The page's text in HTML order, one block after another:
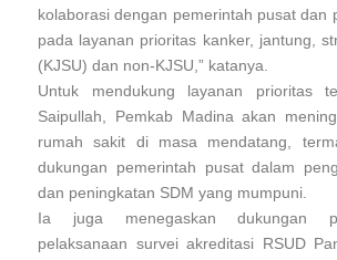
kolaborasi dengan pemerintah pusat dan
pada layanan prioritas kanker, jantung,
(KJSU) dan non-KJSU,” katanya.
Untuk mendukung layanan prioritas
Saipullah, Pemkab Madina akan
rumah sakit di masa mendatang,
dukungan pemerintah pusat dalam
dan peningkatan SDM yang mumpuni.
Ia juga menegaskan dukungan
pelaksanaan survei akreditasi RSUD